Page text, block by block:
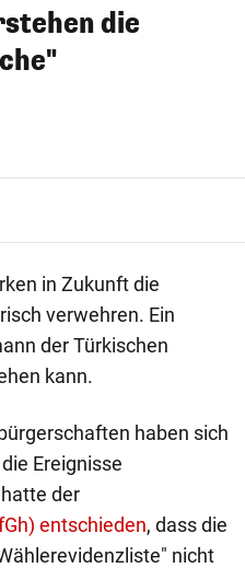
die
in Zukunft die
verwehren. Ein
der Türkischen
kann.
haben sich
Ereignisse
der
entschieden, dass die
nicht